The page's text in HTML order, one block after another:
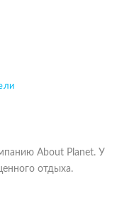
About Planet. У
отдыха.